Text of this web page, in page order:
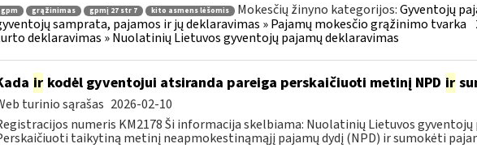
gpm grąžinimas gpmį 27 str 7 kito asmens lėšomis Mokesčių žinyno kategorijos:Gyventojų
samprata, pajamos ir jų deklaravimas » Pajamų mokesčio grąžinimo tvarka
deklaravimas » Nuolatinių Lietuvos gyventojų pajamų deklaravimas
irkodėl gyventojui atsiranda pareiga perskaičiuoti metinį NPD ir
turinio sąrašas 2026-02-10
numeris KM2178 Ši informacija skelbiama: Nuolatinių Lietuvos
taikytiną metinį neapmokestinąmąjį pajamų dydį (NPD) ir sumokėti